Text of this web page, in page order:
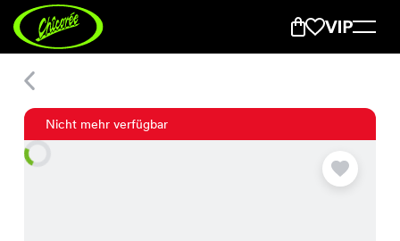
Nicht mehr verfügbar